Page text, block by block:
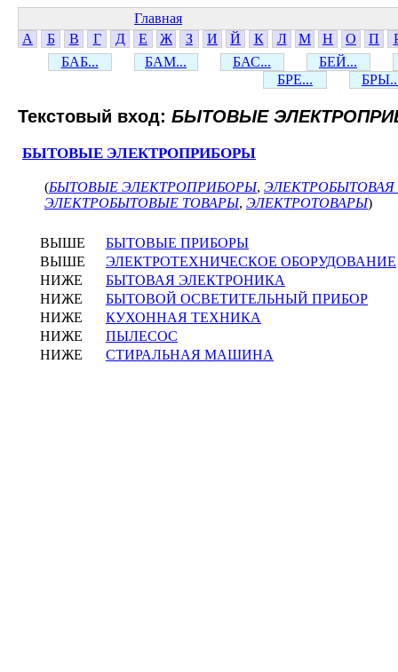
Главная
А
Б В Г Д Е Ж З И Й К Л М Н О П
БАБ...
БАМ... БАС...
БЕЙ...
БРЕ...
Текстовый вход: БЫТОВЫЕ
БЫТОВЫЕ ЭЛЕКТРОПРИБОРЫ
(БЫТОВЫЕ ЭЛЕКТРОПРИБОРЫ,
ЭЛЕКТРОБЫТОВЫЕ ТОВАРЫ, ЭЛЕКТРОТОВАРЫ)
ВЫШЕ
БЫТОВЫЕ ПРИБОРЫ
ВЫШЕ
ЭЛЕКТРОТЕХНИЧЕСКОЕ ОБОРУДОВАНИЕ
НИЖЕ
БЫТОВАЯ ЭЛЕКТРОНИКА
НИЖЕ
БЫТОВОЙ ОСВЕТИТЕЛЬНЫЙ ПРИБОР
НИЖЕ
КУХОННАЯ ТЕХНИКА
НИЖЕ
ПЫЛЕСОС
НИЖЕ
СТИРАЛЬНАЯ МАШИНА